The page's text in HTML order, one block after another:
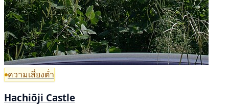
ความเสี่ยงต่ำ
Hachiōji Castle